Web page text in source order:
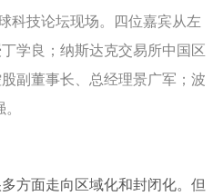
科技论坛现场。四位嘉宾从左
学良；纳斯达克交易所中国区
副董事长、总经理景广军；波
方面走向区域化和封闭化。但